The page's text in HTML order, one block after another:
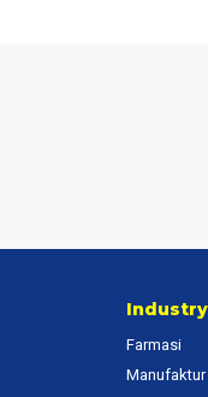
Industry
Farmasi
Manufaktur